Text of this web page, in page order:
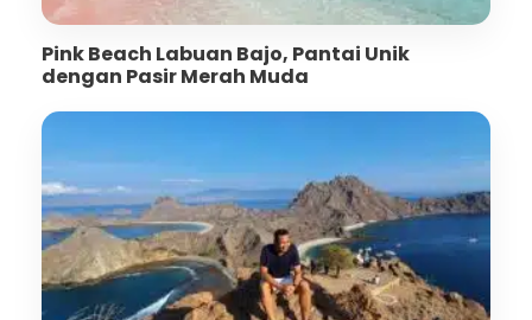
Pink Beach Labuan Bajo, Pantai Unik
dengan Pasir Merah Muda